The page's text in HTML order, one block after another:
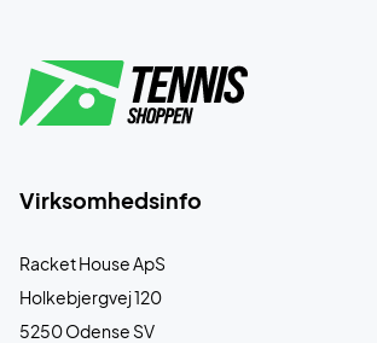
Virksomhedsinfo
Racket House ApS
Holkebjergvej 120
5250 Odense SV